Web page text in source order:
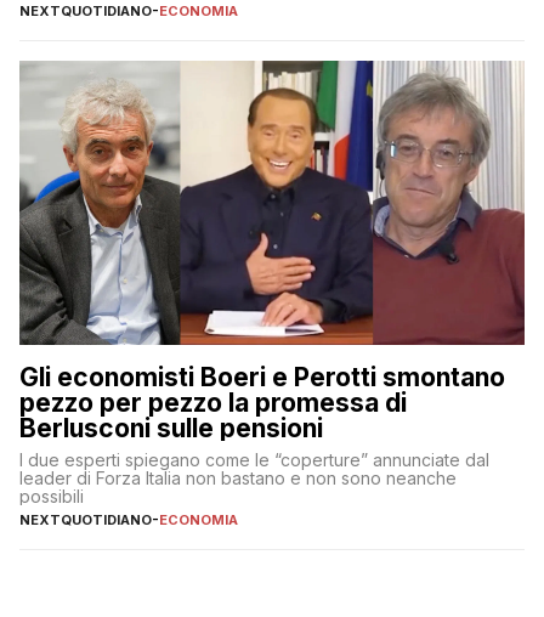
NEXTQUOTIDIANO-ECONOMIA
Gli economisti Boeri e Perotti smontano
pezzo per pezzo la promessa di
Berlusconi sulle pensioni
I due esperti spiegano come le “coperture” annunciate dal
leader di Forza Italia non bastano e non sono neanche
possibili
NEXTQUOTIDIANO-ECONOMIA